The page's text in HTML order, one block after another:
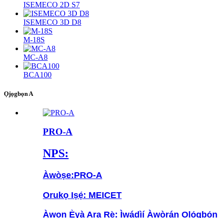
ISEMECO 2D S7
ISEMECO 3D D8
M-18S
MC-A8
BCA100
Ọjọgbọn A
PRO-A
NPS:
Àwòṣe:PRO-A
Orukọ Iṣẹ́: MEICET
Àwọn Ẹ̀yà Ara Rẹ̀: Ìwádìí Àwòrán